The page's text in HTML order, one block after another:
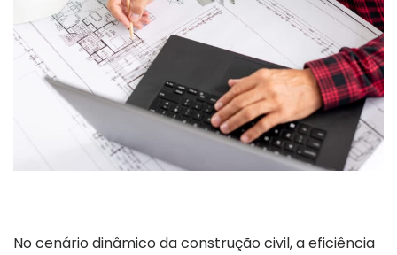
No cenário dinâmico da construção civil, a eficiência